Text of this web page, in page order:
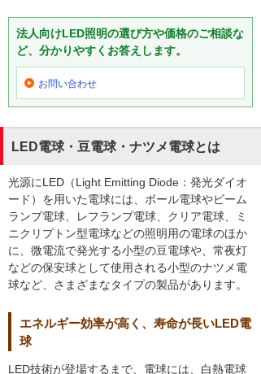
法人向けLED照明の選び方や価格のご相談な
ど、分かりやすくお答えします。
お問い合わせ
LED電球・豆電球・ナツメ電球とは
光源にLED（Light Emitting Diode：発光ダイオ
ード）を用いた電球には、ボール電球やビーム
ランプ電球、レフランプ電球、クリア電球、ミ
ニクリプトン型電球などの照明用の電球のほか
に、微電流で発光する小型の豆電球や、常夜灯
などの保安球として使用される小型のナツメ電
球など、さまざまなタイプの製品があります。
エネルギー効率が高く、寿命が長いLED電
球
LED技術が登場するまで、電球には、白熱電球